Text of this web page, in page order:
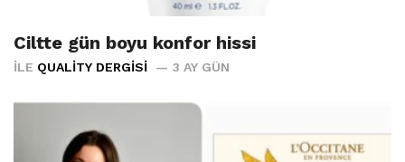
Ciltte gün boyu konfor hissi
İLE QUALITY DERGISI 3 AY GÜN